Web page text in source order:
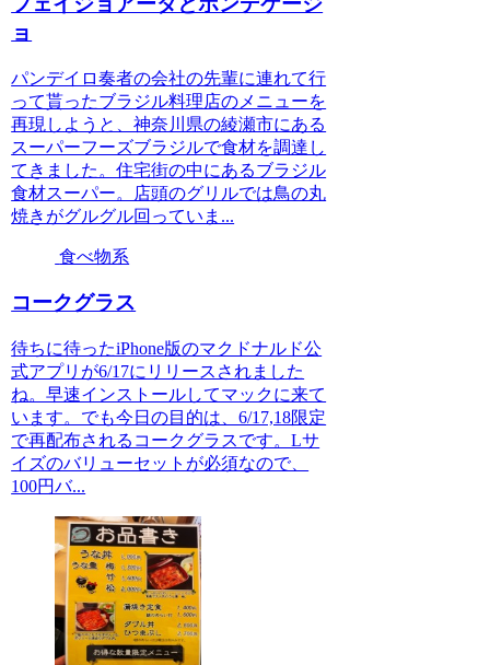
ョ
パンデイロ奏者の会社の先輩に連れて行
って貰ったブラジル料理店のメニューを
再現しようと、神奈川県の綾瀬市にある
スーパーフーズブラジルで食材を調達し
てきました。住宅街の中にあるブラジル
食材スーパー。店頭のグリルでは鳥の丸
焼きがグルグル回っていま...
食べ物系
コークグラス
待ちに待ったiPhone版のマクドナルド公
式アプリが6/17にリリースされました
ね。早速インストールしてマックに来て
います。でも今日の目的は、6/17,18限定
で再配布されるコークグラスです。Lサ
イズのバリューセットが必須なので、
100円バ...